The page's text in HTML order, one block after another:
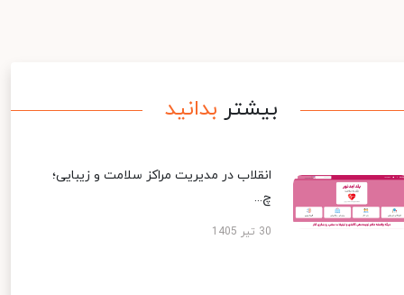
بیشتر بدانید
انقلاب در مدیریت مراکز سلامت و زیبایی؛
چ...
30 تیر 1405